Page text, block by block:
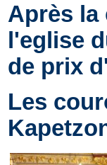
Après la
l'eglise
de prix
Les